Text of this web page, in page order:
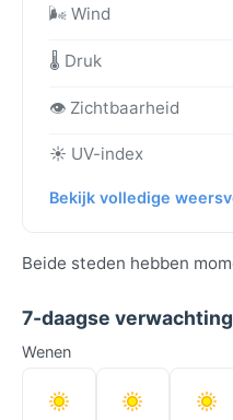
🌬️ Wind
🌡️ Druk
👁️ Zichtbaarheid
☀️ UV-index
Bekijk volledige
Beide steden hebben
7-daagse verwachting
Wenen